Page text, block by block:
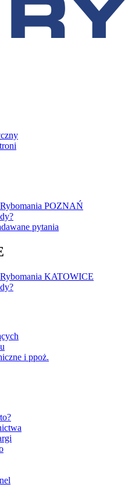
POZNAŃ
pytania
KATOWICE
i ppoż.